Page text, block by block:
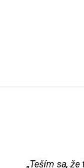
„Teším sa,